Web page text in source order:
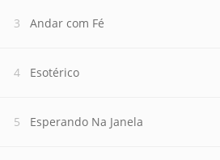
Andar com Fé
Esotérico
Esperando Na Janela